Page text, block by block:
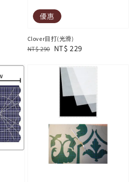
優惠
Clover目打(光滑)
Regular
NT$ 290 Sale
NT$ 229